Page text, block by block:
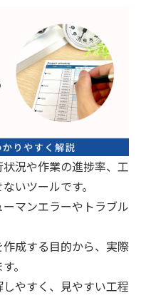
況や作業の進捗率、工
いツールです。
マンエラーやトラブル
成する目的から、実際
。
やすく、見やすい工程